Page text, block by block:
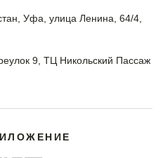
Уфа, улица Ленина, 64/4,
9, ТЦ Никольский Пассаж